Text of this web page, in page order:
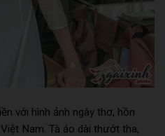
với hình ảnh ngây thơ, hồn
Nam. Tà áo dài thướt tha,